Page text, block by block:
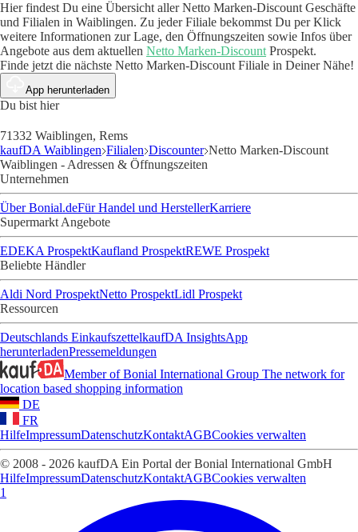
Hier findest Du eine Übersicht aller Netto Marken-Discount Geschäfte
und Filialen in Waiblingen. Zu jeder Filiale bekommst Du per Klick
weitere Informationen zur Lage, den Öffnungszeiten sowie Infos über
Angebote aus dem aktuellen Netto Marken-Discount Prospekt.
Finde jetzt die nächste Netto Marken-Discount Filiale in Deiner Nähe!
App herunterladen
Du bist hier
71332 Waiblingen, Rems
kaufDA Waiblingen Filialen Discounter Netto Marken-Discount
Waiblingen - Adressen & Öffnungszeiten
Unternehmen
Über Bonial.deFür Handel und HerstellerKarriere
Supermarkt Angebote
EDEKA ProspektKaufland ProspektREWE Prospekt
Beliebte Händler
Aldi Nord ProspektNetto ProspektLidl Prospekt
Ressourcen
Deutschlands EinkaufszettelkaufDA InsightsApp
herunterladenPressemeldungen
Member of Bonial International Group The network for
location based shopping information
DE
FR
HilfeImpressumDatenschutzKontaktAGBCookies verwalten
© 2008 - 2026 kaufDA Ein Portal der Bonial International GmbH
HilfeImpressumDatenschutzKontaktAGBCookies verwalten
1